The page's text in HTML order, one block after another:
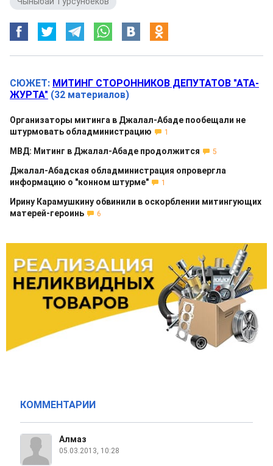
СЮЖЕТ: МИТИНГ СТОРОННИКОВ ДЕПУТАТОВ "АТА-
ЖУРТА" (32 материалов)
Организаторы митинга в Джалал-Абаде пообещали не
штурмовать обладминистрацию
1
МВД: Митинг в Джалал-Абаде продолжится 5
Джалал-Абадская обладминистрация опровергла
информацию о "конном штурме"
1
Ирину Карамушкину обвинили в оскорблении митингующих
матерей-героинь
6
КОММЕНТАРИИ
Алмаз
05.03.2013, 10:28